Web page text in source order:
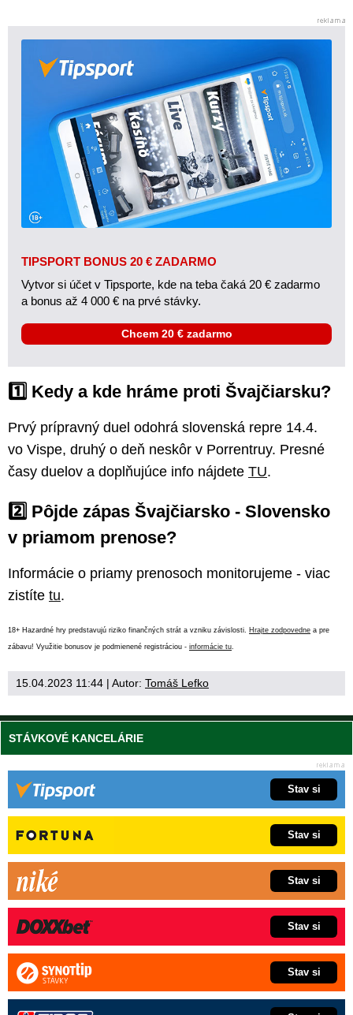
TIPSPORT BONUS 20 € ZADARMO
Vytvor si účet v Tipsporte, kde na teba čaká 20 € zadarmo
a bonus až 4 000 € na prvé stávky.
Chcem 20 € zadarmo
1️⃣ Kedy a kde hráme proti Švajčiarsku?
Prvý prípravný duel odohrá slovenská repre 14.4.
vo Vispe, druhý o deň neskôr v Porrentruy. Presné
časy duelov a doplňujúce info nájdete TU.
2️⃣ Pôjde zápas Švajčiarsko - Slovensko
v priamom prenose?
Informácie o priamy prenosoch monitorujeme - viac
zistíte tu.
18+ Hazardné hry predstavujú riziko finančných strát a vzniku závislosti. Hrajte zodpovedne a pre
zábavu! Využitie bonusov je podmienené registráciou - informácie tu
15.04.2023 11:44 | Autor: Tomáš Lefko
STÁVKOVÉ KANCELÁRIE
Stav si
Stav si
Stav si
Stav si
Stav si